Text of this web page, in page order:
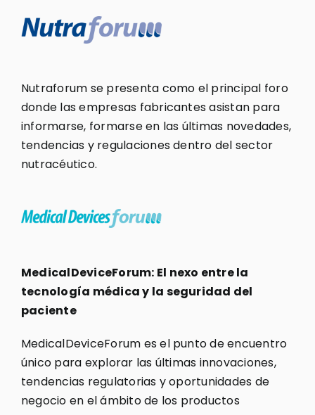
Nutraforum se presenta como el principal foro
donde las empresas fabricantes asistan para
informarse, formarse en las últimas novedades,
tendencias y regulaciones dentro del sector
nutracéutico.
MedicalDeviceForum: El nexo entre la
tecnología médica y la seguridad del
paciente
MedicalDeviceForum es el punto de encuentro
único para explorar las últimas innovaciones,
tendencias regulatorias y oportunidades de
negocio en el ámbito de los productos